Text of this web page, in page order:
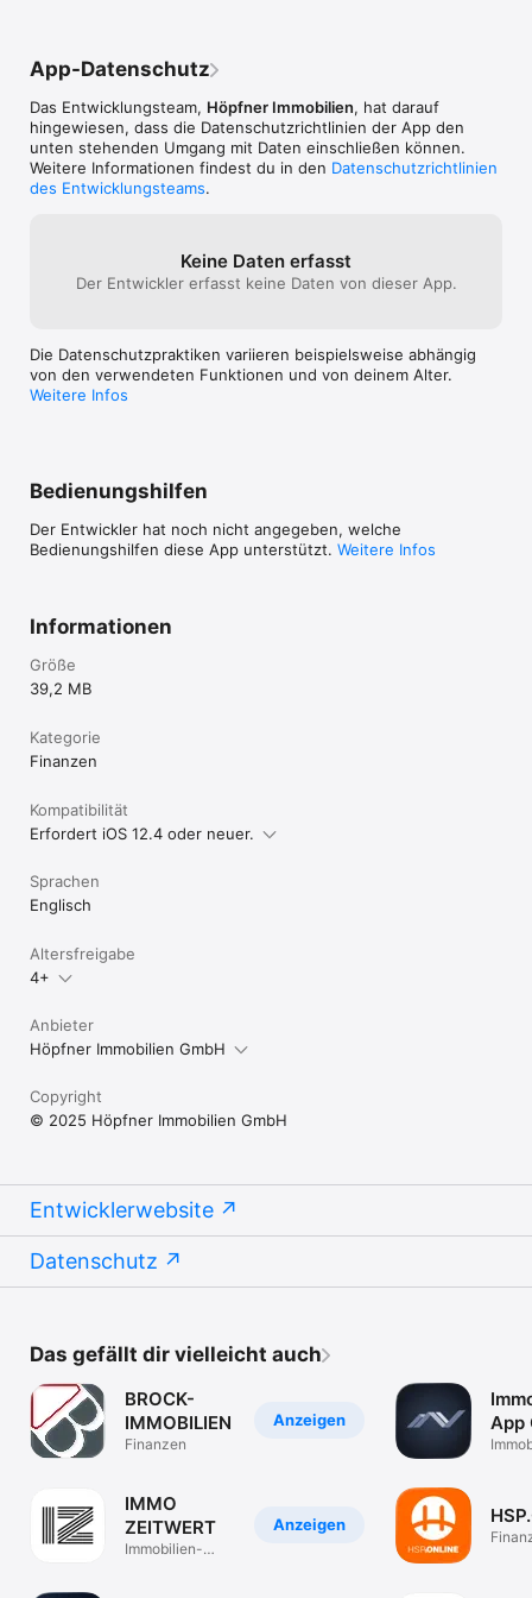
www.hoepfnerimmobilien.de
App-Datenschutz
Das Entwicklungsteam, Höpfner Immobilien, hat darauf
hingewiesen, dass die Datenschutz­richtlinien der App den
unten stehenden Umgang mit Daten einschließen können.
Weitere Informationen findest du in den Datenschutzrichtlinien
des Entwicklungsteams.
Keine Daten erfasst
Der Entwickler erfasst keine Daten von dieser App.
Die Datenschutzpraktiken variieren beispielsweise abhängig
von den verwendeten Funktionen und von deinem Alter.
Weitere Infos
Bedienungshilfen
Der Entwickler hat noch nicht angegeben, welche
Bedienungshilfen diese App unterstützt. Weitere Infos
Informationen
Größe
39,2 MB
Kategorie
Finanzen
Kompatibilität
Erfordert iOS 12.4 oder neuer.
Sprachen
Englisch
Altersfreigabe
4+
Anbieter
Höpfner Immobilien GmbH
Copyright
© 2025 Höpfner Immobilien GmbH
Entwicklerwebsite
Datenschutz
Das gefällt dir vielleicht auch
Anzeigen
BROCK-
IMMOBILIEN
Finanzen
Anzeigen
IMMO
ZEITWERT
Immobilien-
App